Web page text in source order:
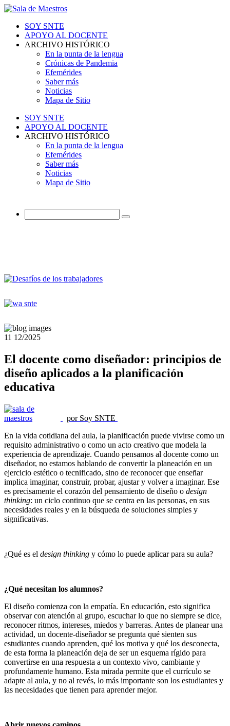
SOY SNTE
APOYO AL DOCENTE
ARCHIVO HISTÓRICO
En la punta de la lengua
Crónicas de Pandemia
Efemérides
Saber más
Noticias
Mapa de Sitio
SOY SNTE
APOYO AL DOCENTE
ARCHIVO HISTÓRICO
En la punta de la lengua
Efemérides
Saber más
Noticias
Mapa de Sitio
11 12/2025
El docente como diseñador: principios de
diseño aplicados a la planificación
educativa
por Soy SNTE
En la vida cotidiana del aula, la planificación puede vivirse como un
requisito administrativo o como un acto creativo que modela la
experiencia de aprendizaje. Cuando pensamos al docente como un
diseñador, no estamos hablando de convertir la planeación en un
ejercicio estético o tecnificado, sino de reconocer que enseñar
implica imaginar, construir, probar, ajustar y volver a imaginar. Ese
es precisamente el corazón del pensamiento de diseño o design
thinking: un ciclo continuo que se centra en las personas, en sus
necesidades reales y en la búsqueda de soluciones simples y
significativas.
¿Qué es el design thinking y cómo lo puede aplicar para su aula?
¿Qué necesitan los alumnos?
El diseño comienza con la empatía. En educación, esto significa
observar con atención al grupo, escuchar lo que no siempre se dice,
reconocer ritmos, intereses, miedos y barreras. Antes de planear una
actividad, un docente-diseñador se pregunta qué sienten sus
estudiantes cuando aprenden, qué los motiva y qué los desconecta,
de esta forma la planeación deja de ser un esquema rígido para
convertirse en una respuesta a un contexto vivo, cambiante y
profundamente humano. Esta mirada permite que el currículo se
adapte al aula, y no al revés, lo más importante son los estudiantes y
las necesidades que tienen para aprender mejor.